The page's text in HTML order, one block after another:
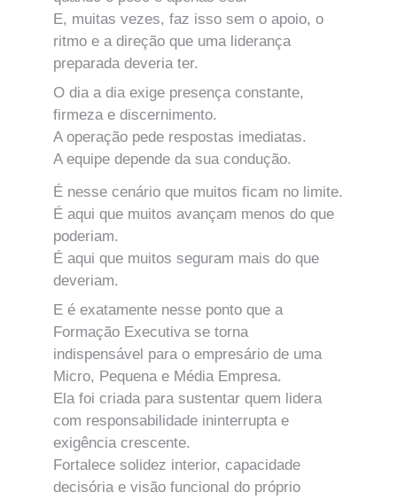
E, muitas vezes, faz isso sem o apoio, o
ritmo e a direção que uma liderança
preparada deveria ter.
O dia a dia exige presença constante,
firmeza e discernimento.
A operação pede respostas imediatas.
A equipe depende da sua condução.
É nesse cenário que muitos ficam no limite.
É aqui que muitos avançam menos do que
poderiam.
É aqui que muitos seguram mais do que
deveriam.
E é exatamente nesse ponto que a
Formação Executiva se torna
indispensável para o empresário de uma
Micro, Pequena e Média Empresa.
Ela foi criada para sustentar quem lidera
com responsabilidade ininterrupta e
exigência crescente.
Fortalece solidez interior, capacidade
decisória e visão funcional do próprio